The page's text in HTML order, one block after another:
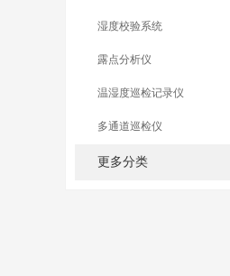
湿度校验系统
露点分析仪
温湿度巡检记录仪
多通道巡检仪
更多分类